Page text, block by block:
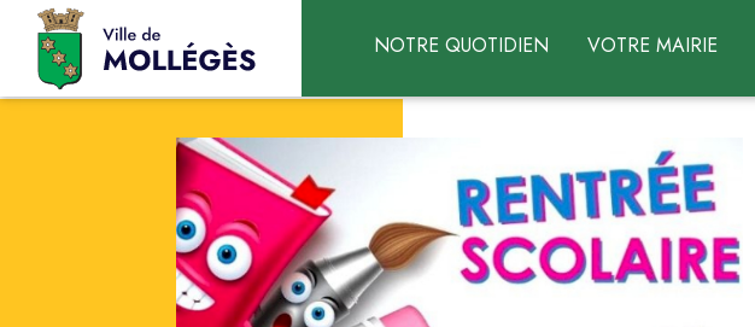
Accéder au contenu
NOTRE QUOTIDIEN
VOTRE MAIRIE